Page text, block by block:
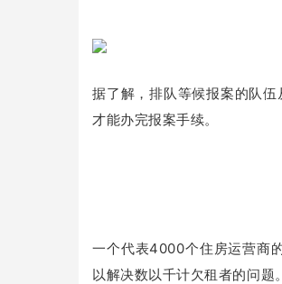
据了解，排队等候报案的队
才能办完报案手续。
一个代表4000个住房运营商
以解决数以千计欠租者的问题。